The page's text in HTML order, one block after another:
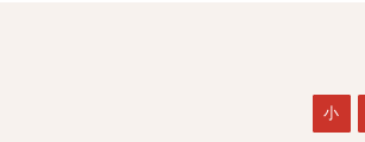
小